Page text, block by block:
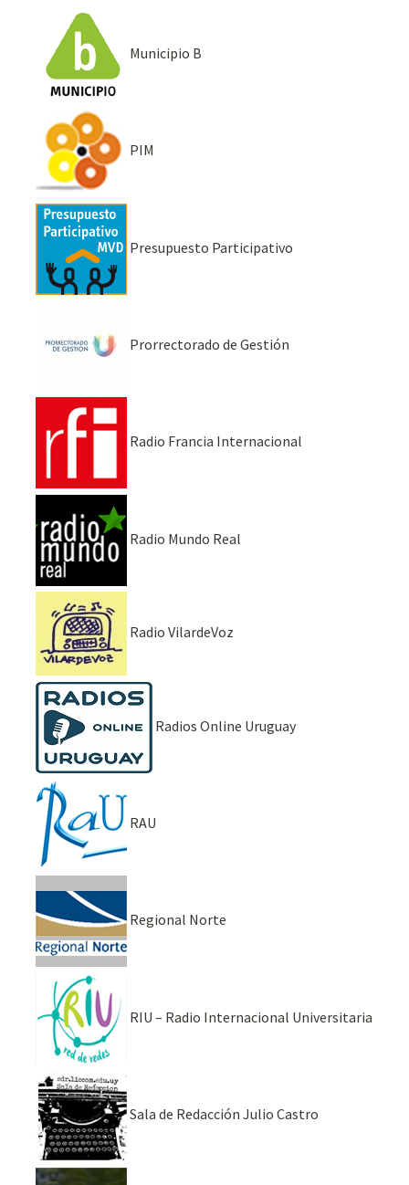
Municipio B
PIM
Presupuesto Participativo
Prorrectorado de Gestión
Radio Francia Internacional
Radio Mundo Real
Radio VilardeVoz
Radios Online Uruguay
RAU
Regional Norte
RIU – Radio Internacional Universitaria
Sala de Redacción Julio Castro